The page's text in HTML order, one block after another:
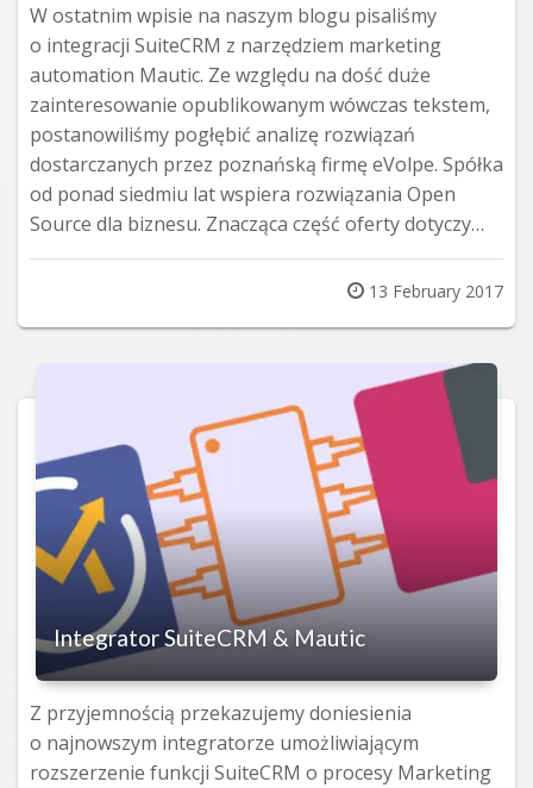
W ostatnim wpisie na naszym blogu pisaliśmy
o integracji SuiteCRM z narzędziem marketing
automation Mautic. Ze względu na dość duże
zainteresowanie opublikowanym wówczas tekstem,
postanowiliśmy pogłębić analizę rozwiązań
dostarczanych przez poznańską firmę eVolpe. Spółka
od ponad siedmiu lat wspiera rozwiązania Open
Source dla biznesu. Znacząca część oferty dotyczy…
Posted
on
13 February 2017
Integrator SuiteCRM & Mautic
Z przyjemnością przekazujemy doniesienia
o najnowszym integratorze umożliwiającym
rozszerzenie funkcji SuiteCRM o procesy Marketing